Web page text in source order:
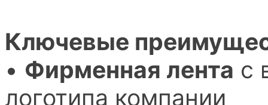
Ключевые
• Фирменная лента с
логотипа компании